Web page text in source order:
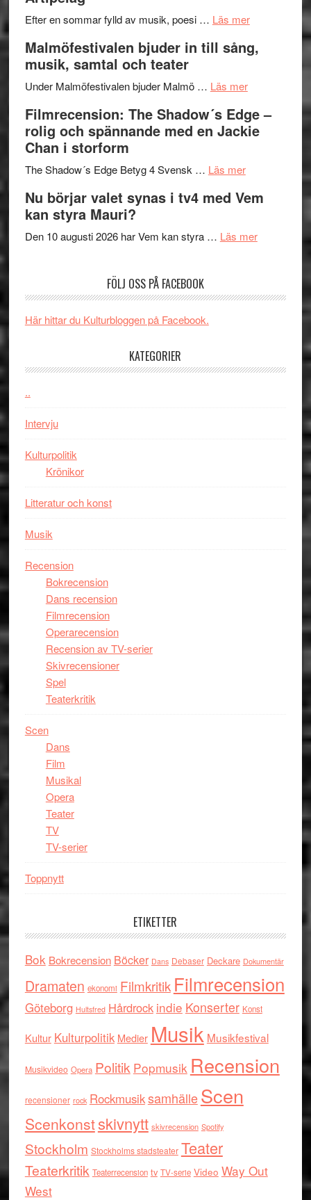
genrens
terräng
på
Efter en sommar fylld av musik, poesi … Läs merom
Endre,
Roland
Pöntinen
Artipelag
Malmöfestivalen bjuder in till sång,
musik, samtal och teater
Under Malmöfestivalen bjuder Malmö … Läs merom
bjuder
in
samtal
teater
Filmrecension: The Shadow´s Edge –
rolig och spännande med en Jackie
Chan i storform
The Shadow´s Edge Betyg 4 Svensk … Läs merom
The
´s
och
Jackie
Nu börjar valet synas i tv4 med Vem
kan styra Mauri?
Den 10 augusti 2026 har Vem kan styra … Läs merom
synas
Vem
FÖLJ OSS PÅ FACEBOOK
Här hittar du Kulturbloggen på Facebook.
KATEGORIER
..
Intervju
Kulturpolitik
Krönikor
Litteratur och konst
Musik
Recension
Bokrecension
Dans recension
Filmrecension
Operarecension
Recension av TV-serier
Skivrecensioner
Spel
Teaterkritik
Scen
Dans
Film
Musikal
Opera
Teater
TV
TV-serier
Toppnytt
ETIKETTER
Bok Bokrecension Böcker Dans Debaser Deckare Dokumentär
Dramaten ekonomi Filmkritik Filmrecension
Göteborg Hultsfred Hårdrock indie Konserter Konst
Kultur Kulturpolitik Medier Musik Musikfestival
Musikvideo Opera Politik Popmusik Recension
recensioner rock RockmusiksamhälleScen
Scenkonstskivnytt skivrecension Spotify
Stockholm Stockholms stadsteater Teater
Teaterkritik Teaterrecension tv TV-serie Video Way Out
West